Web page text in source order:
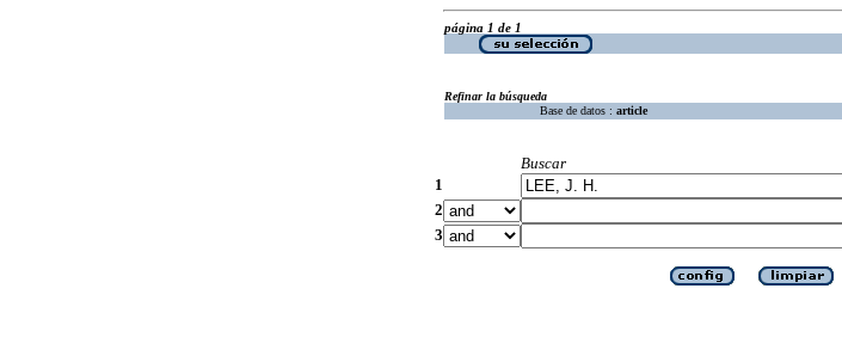
página 1 de 1
Refinar la búsqueda
Base de datos : article
Buscar
1
2
3